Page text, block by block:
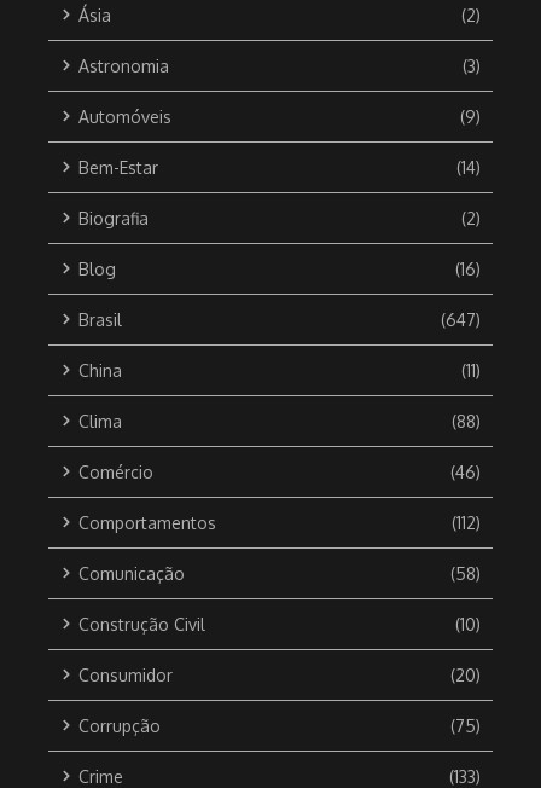
Ásia (2)
Astronomia (3)
Automóveis (9)
Bem-Estar (14)
Biografia (2)
Blog (16)
Brasil (647)
China (11)
Clima (88)
Comércio (46)
Comportamentos (112)
Comunicação (58)
Construção Civil (10)
Consumidor (20)
Corrupção (75)
Crime (133)